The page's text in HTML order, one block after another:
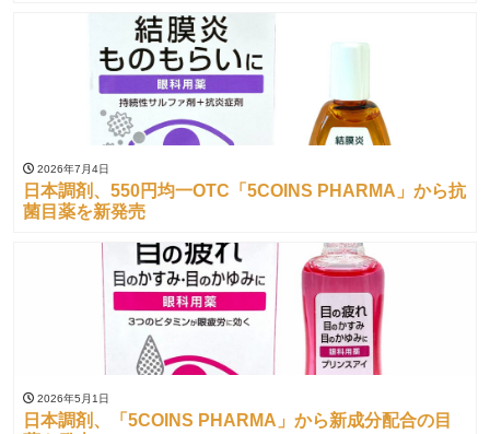
2026年7月4日
日本調剤、550円均一OTC「5COINS PHARMA」から抗
菌目薬を新発売
2026年5月1日
日本調剤、「5COINS PHARMA」から新成分配合の目